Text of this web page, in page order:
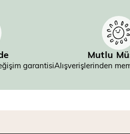
garantisi
Mutlu
Alışverişlerinden